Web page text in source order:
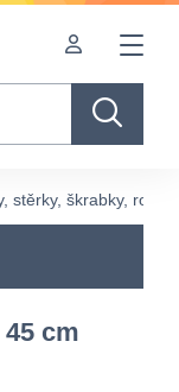
stěrky, škrabky,
cm